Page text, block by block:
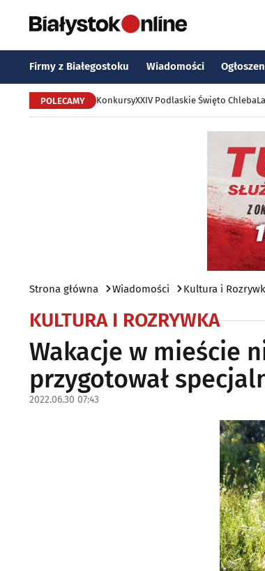
Firmy z Białegostoku Wiadomości
POLECAMY KonkursyXXIV Podlaskie Święto Chleba
Strona główna Wiadomości Kultura i
KULTURA I ROZRYWKA
Wakacje w mieście
przygotował
2022.06.30 07:43